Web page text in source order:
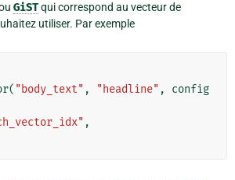
GiSTqui correspond au vecteur de
utiliser. Par exemple
( "body_text" , "headline" ,
config
,